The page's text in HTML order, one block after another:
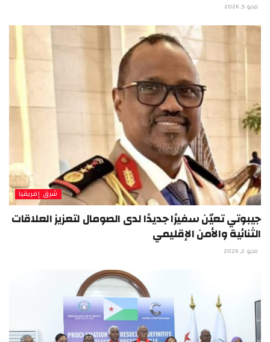
مايو 5, 2026
شرق إفريقيا
جيبوتي تعيّن سفيرًا جديدًا لدى الصومال لتعزيز العلاقات
الثنائية والأمن الإقليمي
مايو 2, 2026